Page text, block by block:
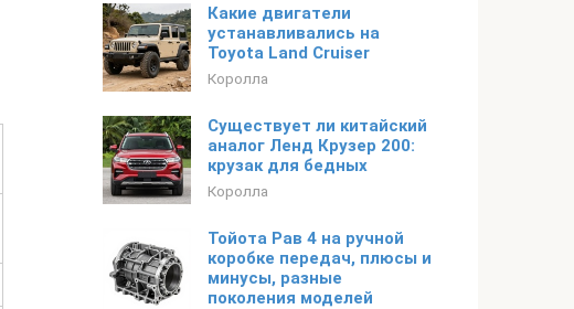
Какие двигатели
устанавливались на
Toyota Land Cruiser
Королла
Существует ли китайский
аналог Ленд Крузер 200:
крузак для бедных
Королла
Тойота Рав 4 на ручной
коробке передач, плюсы и
минусы, разные
поколения моделей